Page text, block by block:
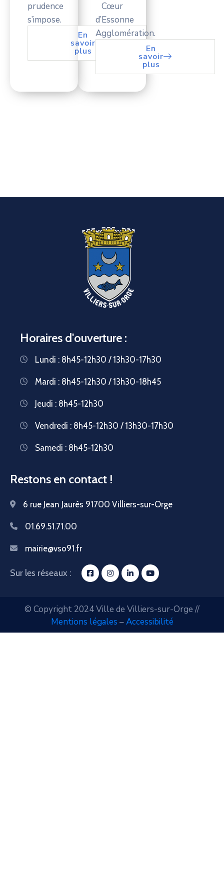
prudence
s’impose.
En
savoir
plus
Cœur
d’Essonne
Agglomération.
En
savoir
plus
Horaires d'ouverture :
Lundi : 8h45-12h30 / 13h30-17h30
Mardi : 8h45-12h30 / 13h30-18h45
Jeudi : 8h45-12h30
Vendredi : 8h45-12h30 / 13h30-17h30
Samedi : 8h45-12h30
Restons en contact !
6 rue Jean Jaurès 91700 Villiers-sur-Orge
01.69.51.71.00
mairie@vso91.fr
Sur les réseaux :
© Copyright 2024 Ville de Villiers-sur-Orge //
Mentions légales –Accessibilité